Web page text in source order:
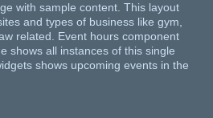
with sample content. This layout
and types of business like gym,
related. Event hours component
shows all instances of this single
shows upcoming events in the